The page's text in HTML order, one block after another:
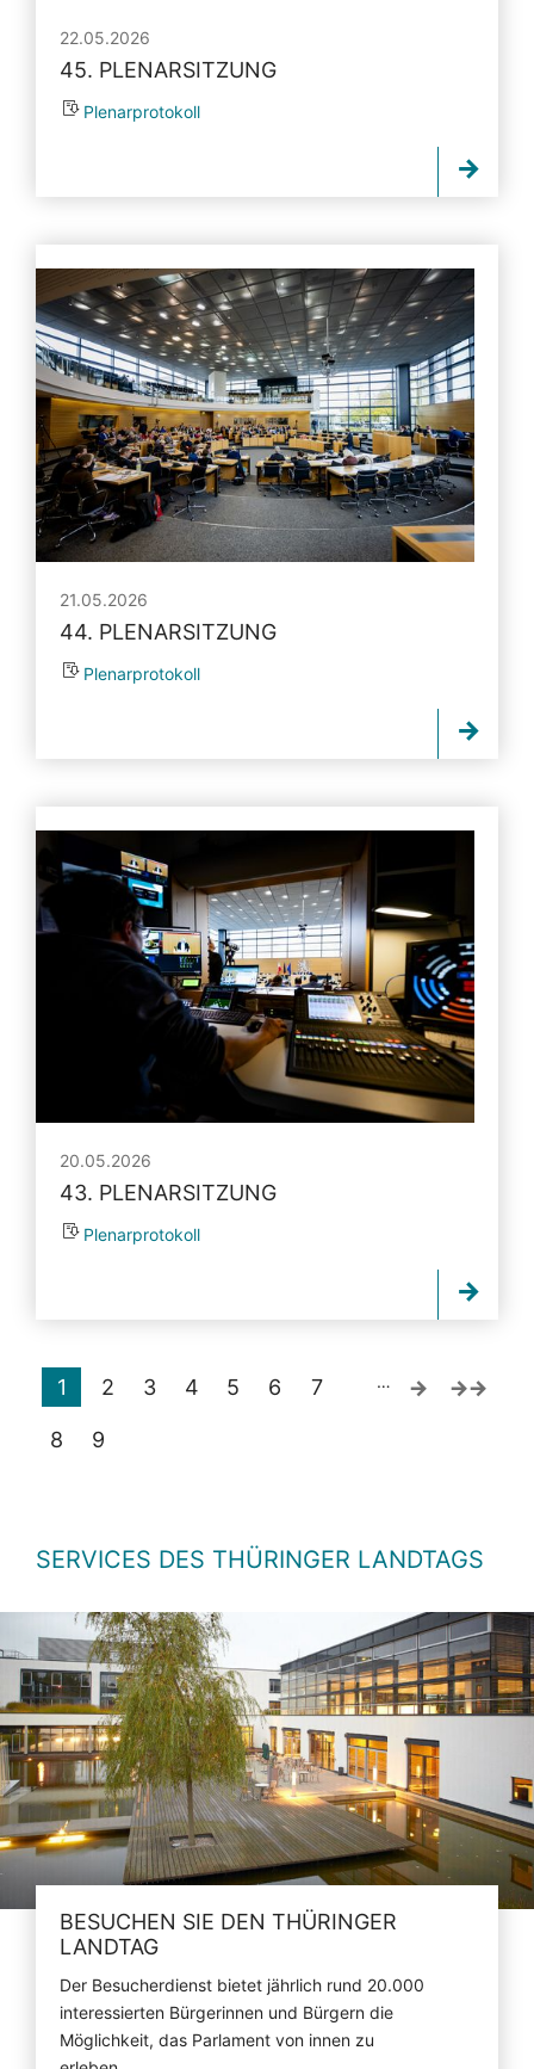
22.05.2026
45. PLENARSITZUNG
Plenarprotokoll
21.05.2026
44. PLENARSITZUNG
Plenarprotokoll
20.05.2026
43. PLENARSITZUNG
Plenarprotokoll
1 2 3 4 5 6 7
8 9
…
SERVICES DES THÜRINGER LANDTAGS
BESUCHEN SIE DEN THÜRINGER
LANDTAG
Der Besucherdienst bietet jährlich rund 20.000
interessierten Bürgerinnen und Bürgern die
Möglichkeit, das Parlament von innen zu